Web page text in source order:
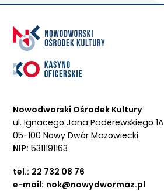
Nowodworski Ośrodek Kultury
ul. Ignacego Jana Paderewskiego 1A
05-100 Nowy Dwór Mazowiecki
NIP: 5311191163
tel.: 22 732 08 76
e-mail: nok@nowydwormaz.pl